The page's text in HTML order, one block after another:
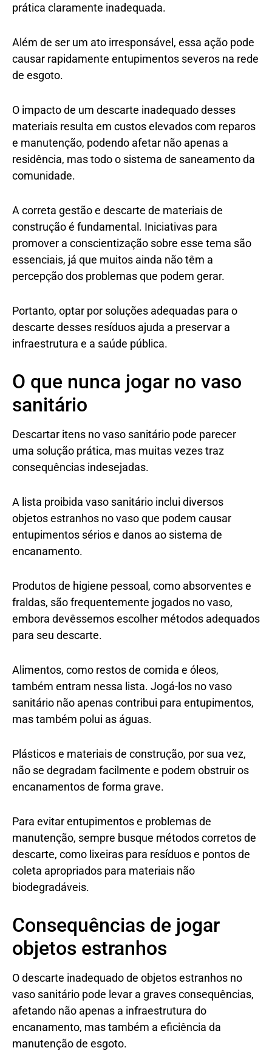
prática claramente inadequada.
Além de ser um ato irresponsável, essa ação pode
causar rapidamente entupimentos severos na rede
de esgoto.
O impacto de um descarte inadequado desses
materiais resulta em custos elevados com reparos
e manutenção, podendo afetar não apenas a
residência, mas todo o sistema de saneamento da
comunidade.
A correta gestão e descarte de materiais de
construção é fundamental. Iniciativas para
promover a conscientização sobre esse tema são
essenciais, já que muitos ainda não têm a
percepção dos problemas que podem gerar.
Portanto, optar por soluções adequadas para o
descarte desses resíduos ajuda a preservar a
infraestrutura e a saúde pública.
O que nunca jogar no vaso
sanitário
Descartar itens no vaso sanitário pode parecer
uma solução prática, mas muitas vezes traz
consequências indesejadas.
A lista proibida vaso sanitário inclui diversos
objetos estranhos no vaso que podem causar
entupimentos sérios e danos ao sistema de
encanamento.
Produtos de higiene pessoal, como absorventes e
fraldas, são frequentemente jogados no vaso,
embora devêssemos escolher métodos adequados
para seu descarte.
Alimentos, como restos de comida e óleos,
também entram nessa lista. Jogá-los no vaso
sanitário não apenas contribui para entupimentos,
mas também polui as águas.
Plásticos e materiais de construção, por sua vez,
não se degradam facilmente e podem obstruir os
encanamentos de forma grave.
Para evitar entupimentos e problemas de
manutenção, sempre busque métodos corretos de
descarte, como lixeiras para resíduos e pontos de
coleta apropriados para materiais não
biodegradáveis.
Consequências de jogar
objetos estranhos
O descarte inadequado de objetos estranhos no
vaso sanitário pode levar a graves consequências,
afetando não apenas a infraestrutura do
encanamento, mas também a eficiência da
manutenção de esgoto.